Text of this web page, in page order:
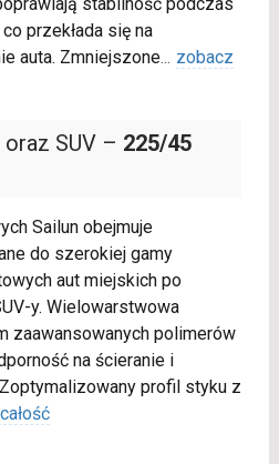
przekłada się na
auta. Zmniejszone... zobacz
SUV – 225/45
Sailun obejmuje
do szerokiej gamy
aut miejskich po
y. Wielowarstwowa
zaawansowanych polimerów
na ścieranie i
profil styku z